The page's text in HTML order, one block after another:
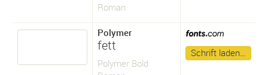
Roman
Polymer
fett
Polymer Bold
Schrift laden…